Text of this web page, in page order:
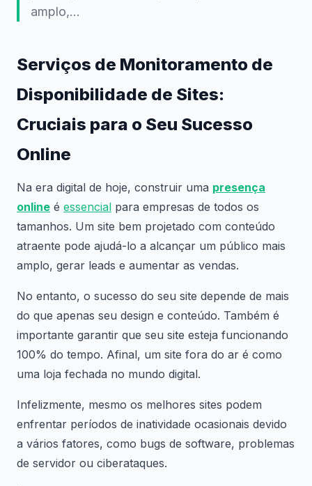
amplo,…
Serviços de Monitoramento de
Disponibilidade de Sites:
Cruciais para o Seu Sucesso
Online
Na era digital de hoje, construir uma presença
online é essencial para empresas de todos os
tamanhos. Um site bem projetado com conteúdo
atraente pode ajudá-lo a alcançar um público mais
amplo, gerar leads e aumentar as vendas.
No entanto, o sucesso do seu site depende de mais
do que apenas seu design e conteúdo. Também é
importante garantir que seu site esteja funcionando
100% do tempo. Afinal, um site fora do ar é como
uma loja fechada no mundo digital.
Infelizmente, mesmo os melhores sites podem
enfrentar períodos de inatividade ocasionais devido
a vários fatores, como bugs de software, problemas
de servidor ou ciberataques.